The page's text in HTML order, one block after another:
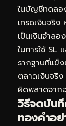
ในบัญชีทดลอ
เทรดเงินจริง
เป็นเงินจำล
ในการใช้ SL
รากฐานที่แข็
ตลาดเงินจริ
ผิดพลาดจาก
วิธีจดบันทึ
ทองคำอย่